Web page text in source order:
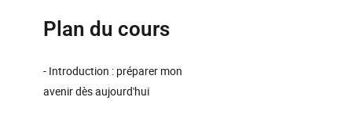
Plan du cours
- Introduction : préparer mon
avenir dès aujourd'hui